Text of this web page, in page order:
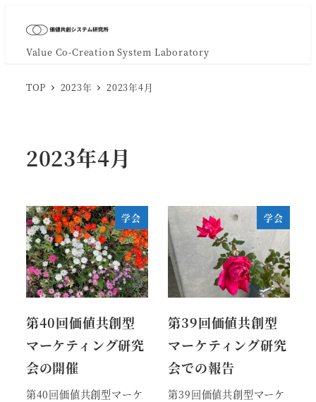
Value Co-Creation System Laboratory
TOP 2023年 2023年4月
2023年4月
学会
第40回価値共創型
マーケティング研究
会の開催
第40回価値共創型マーケ
学会
第39回価値共創型
マーケティング研究
会での報告
第39回価値共創型マーケ